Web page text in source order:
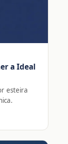
a Ideal
esteira